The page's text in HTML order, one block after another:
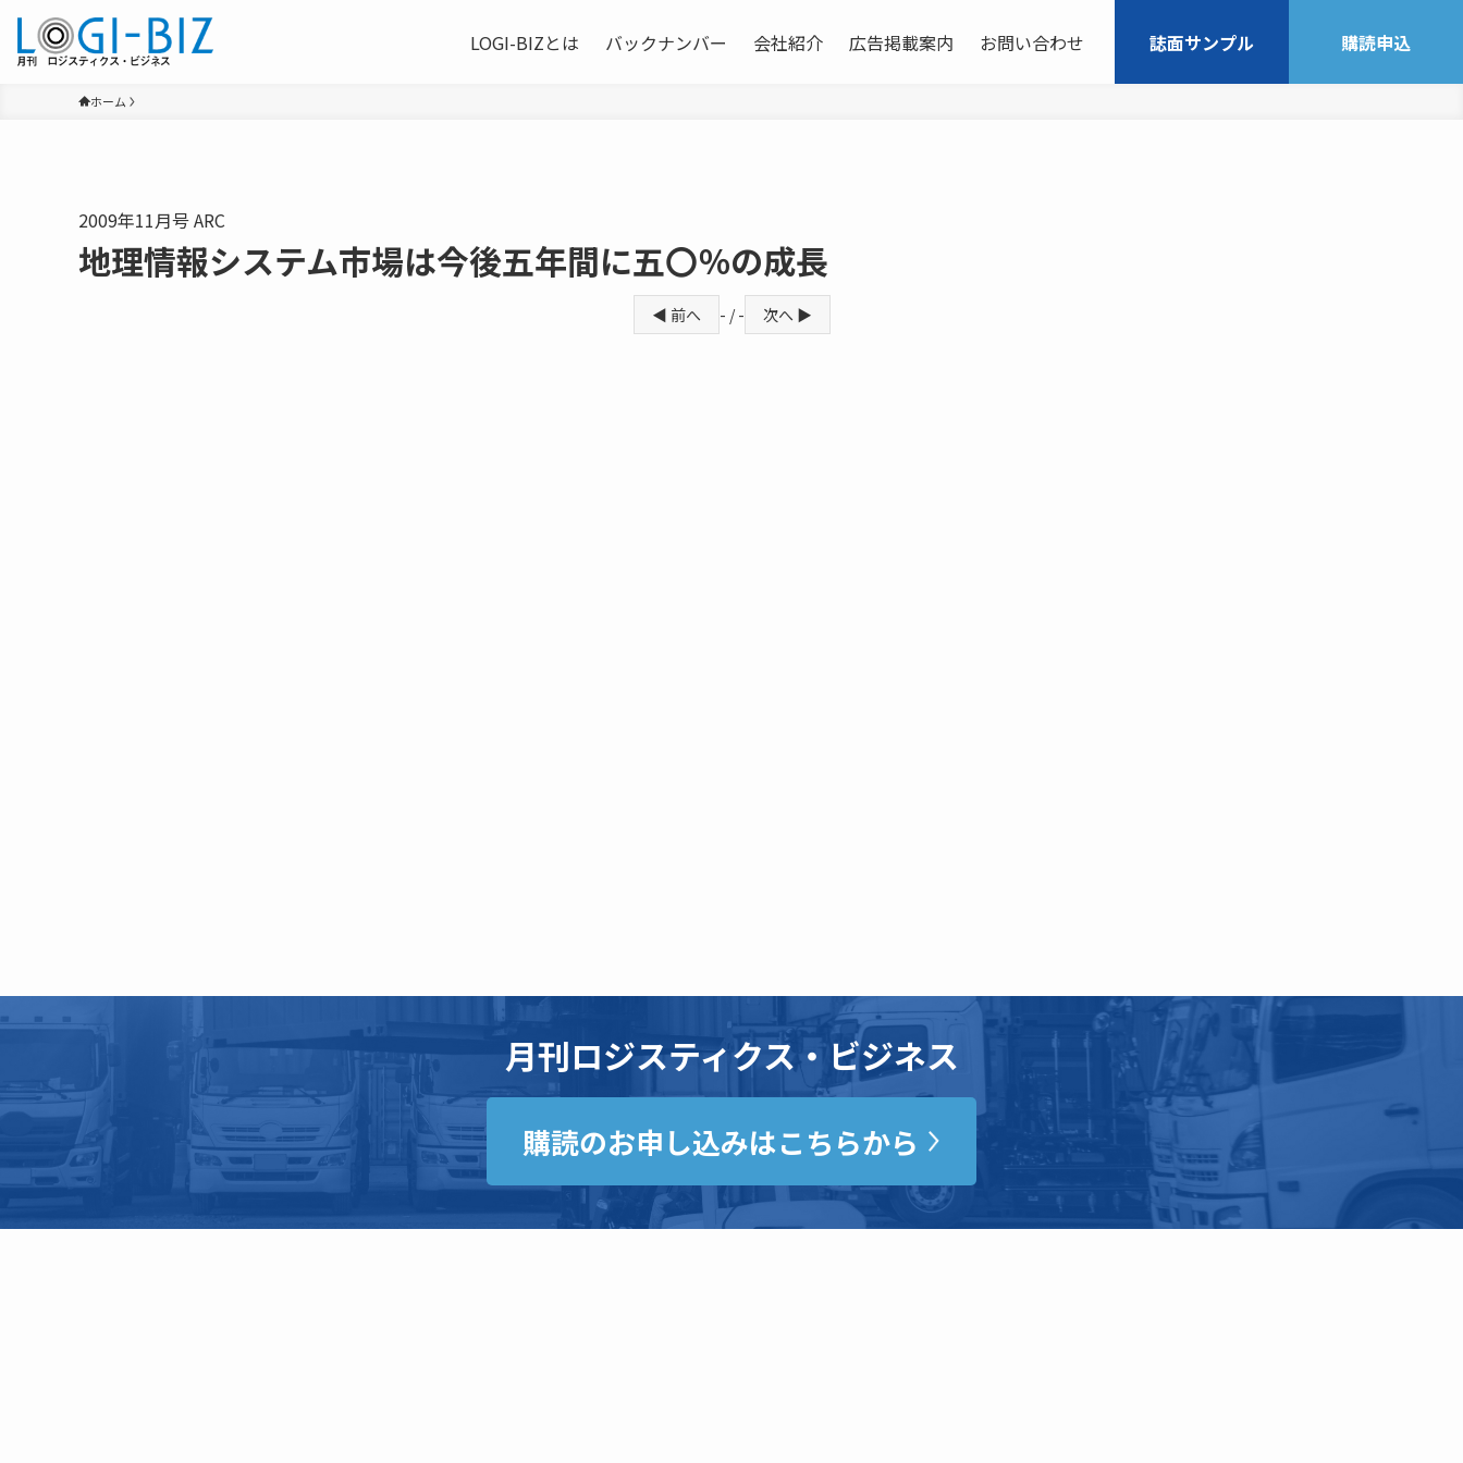
LOGI-BIZとは バックナンバー 会社紹介 広告掲載案内 お問い合わせ 誌面サンプル 購読申込
ホーム
2009年11月号 ARC
地理情報システム市場は今後五年間に五〇％の成長
◀ 前へ - / - 次へ ▶
月刊ロジスティクス・ビジネス
購読のお申し込みはこちらから